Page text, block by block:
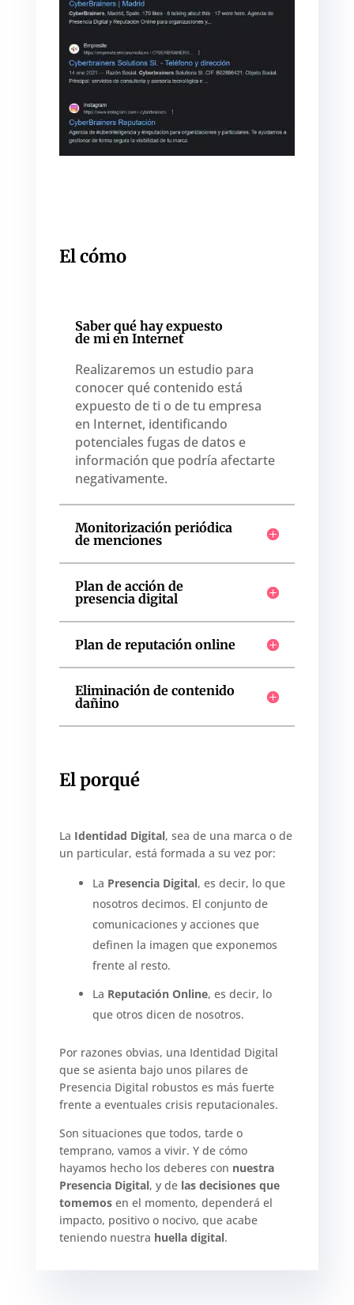
El cómo
Saber qué hay expuesto
de mi en Internet
Realizaremos un estudio para
conocer qué contenido está
expuesto de ti o de tu empresa
en Internet, identificando
potenciales fugas de datos e
información que podría afectarte
negativamente.
Monitorización periódica
de menciones
Plan de acción de
presencia digital
Plan de reputación online
Eliminación de contenido
dañino
El porqué
La Identidad Digital, sea de una marca o de
un particular, está formada a su vez por:
La Presencia Digital, es decir, lo que
nosotros decimos. El conjunto de
comunicaciones y acciones que
definen la imagen que exponemos
frente al resto.
La Reputación Online, es decir, lo
que otros dicen de nosotros.
Por razones obvias, una Identidad Digital
que se asienta bajo unos pilares de
Presencia Digital robustos es más fuerte
frente a eventuales crisis reputacionales.
Son situaciones que todos, tarde o
temprano, vamos a vivir. Y de cómo
hayamos hecho los deberes con nuestra
Presencia Digital, y de las decisiones que
tomemos en el momento, dependerá el
impacto, positivo o nocivo, que acabe
teniendo nuestra huella digital.